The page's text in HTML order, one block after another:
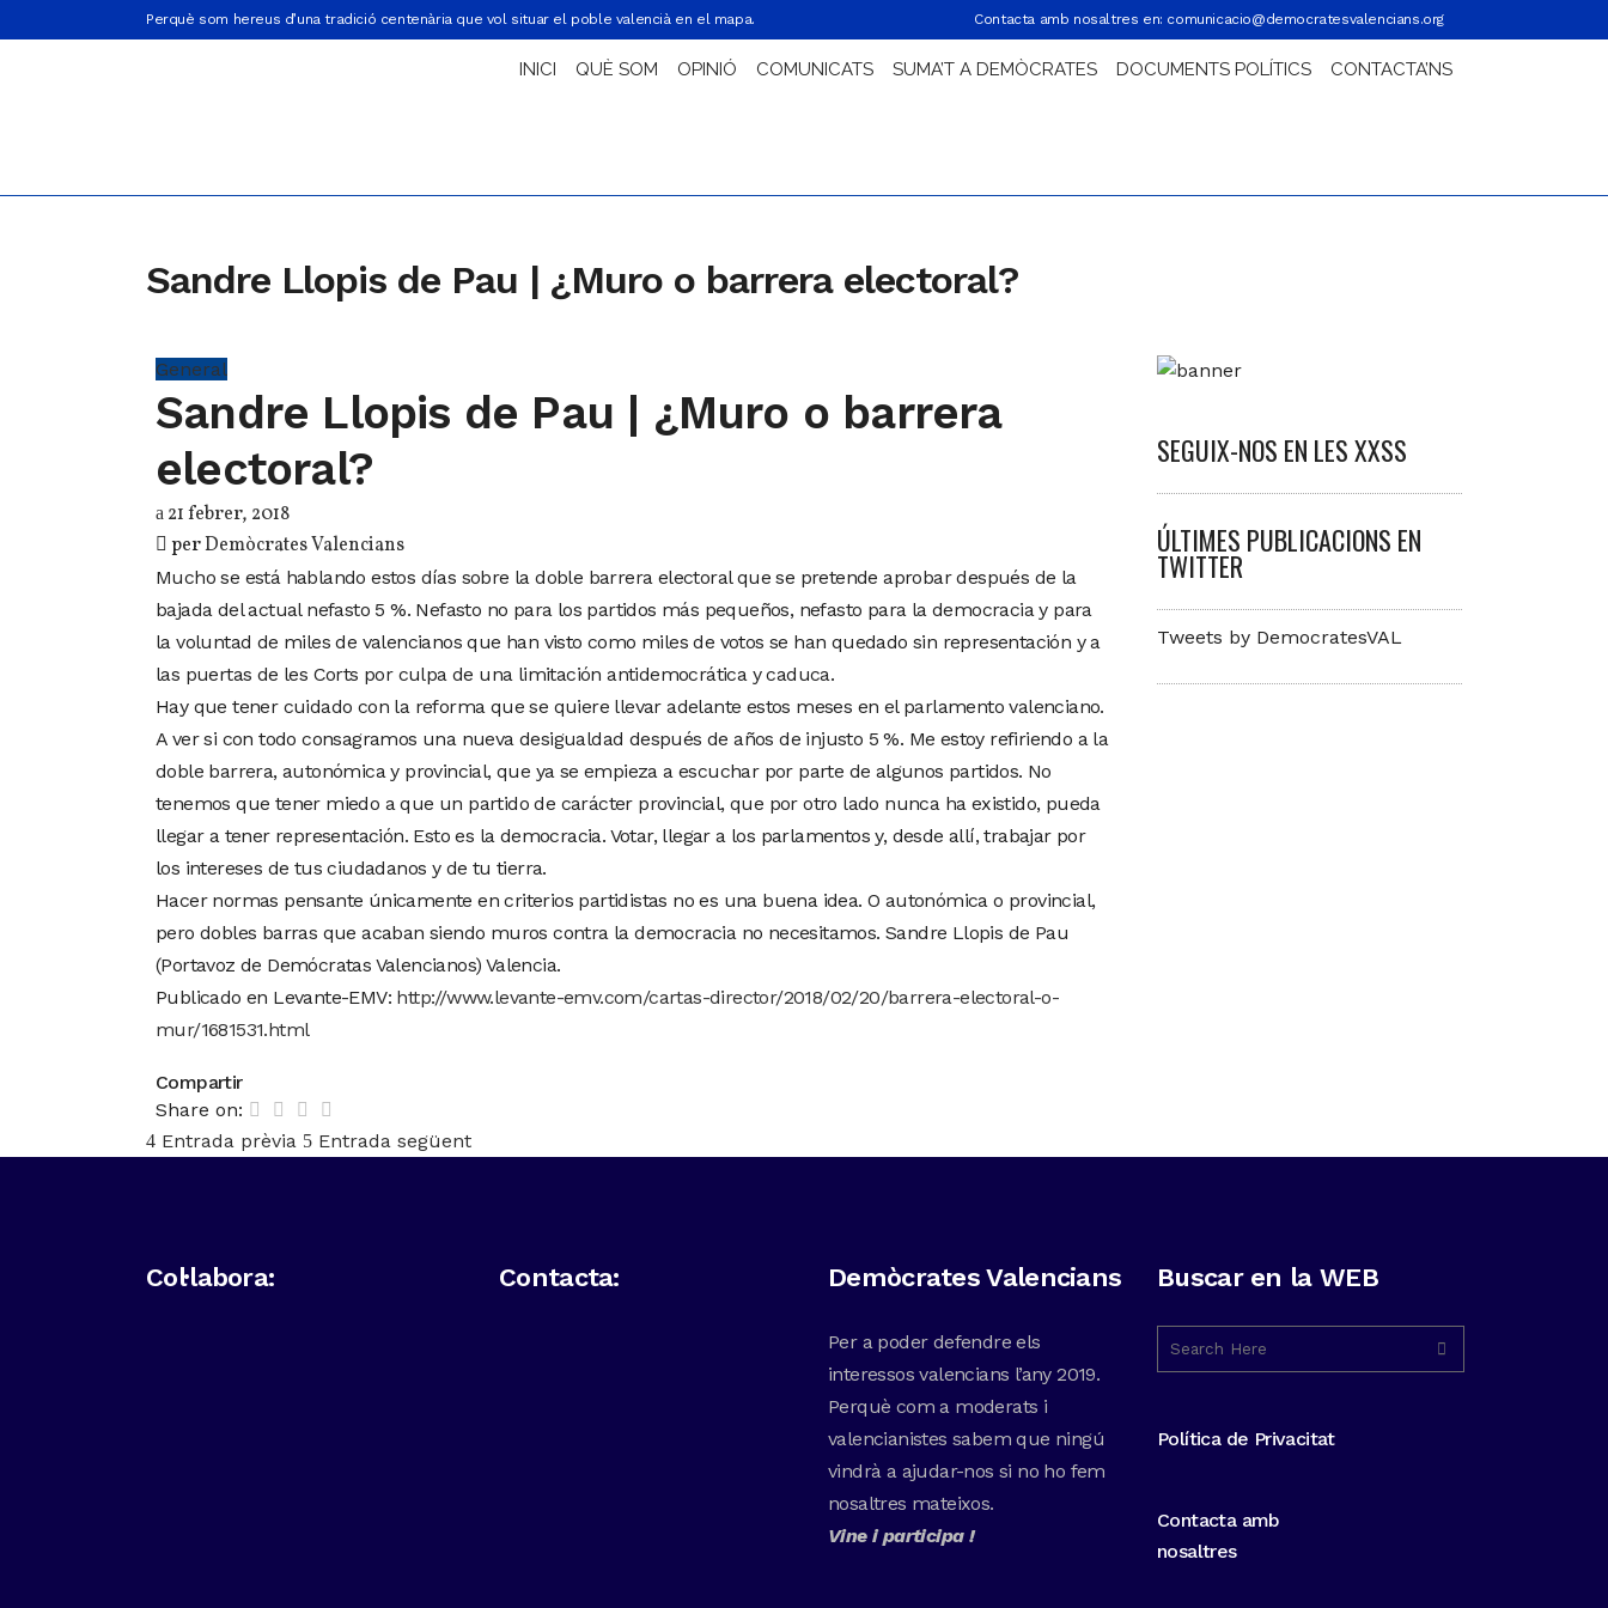
Perquè som hereus d’una tradició centenària que vol situar el poble valencià en el mapa. Contacta amb nosaltres en: comunicacio@democratesvalencians.org
INICI QUÈ SOM OPINIÓ COMUNICATS SUMA’T A DEMÒCRATES DOCUMENTS POLÍTICS CONTACTA’NS
Sandre Llopis de Pau | ¿Muro o barrera electoral?
General
Sandre Llopis de Pau | ¿Muro o barrera
electoral?
21 febrer, 2018
perDemòcrates Valencians
Mucho se está hablando estos días sobre la doble barrera electoral que se pretende aprobar después de la
bajada del actual nefasto 5 %. Nefasto no para los partidos más pequeños, nefasto para la democracia y para
la voluntad de miles de valencianos que han visto como miles de votos se han quedado sin representación y a
las puertas de les Corts por culpa de una limitación antidemocrática y caduca.
Hay que tener cuidado con la reforma que se quiere llevar adelante estos meses en el parlamento valenciano.
A ver si con todo consagramos una nueva desigualdad después de años de injusto 5 %. Me estoy refiriendo a la
doble barrera, autonómica y provincial, que ya se empieza a escuchar por parte de algunos partidos. No
tenemos que tener miedo a que un partido de carácter provincial, que por otro lado nunca ha existido, pueda
llegar a tener representación. Esto es la democracia. Votar, llegar a los parlamentos y, desde allí, trabajar por
los intereses de tus ciudadanos y de tu tierra.
Hacer normas pensante únicamente en criterios partidistas no es una buena idea. O autonómica o provincial,
pero dobles barras que acaban siendo muros contra la democracia no necesitamos. Sandre Llopis de Pau
(Portavoz de Demócratas Valencianos) Valencia.
Publicado en Levante-EMV: http://www.levante-emv.com/cartas-director/2018/02/20/barrera-electoral-o-
mur/1681531.html
Compartir
Share on:
Entrada prèvia
Entrada següent
SEGUIX-NOS EN LES XXSS
ÚLTIMES PUBLICACIONS EN
TWITTER
Tweets by DemocratesVAL
Col·labora: Contacta: Demòcrates Valencians
Per a poder defendre els
interessos valencians l’any 2019.
Perquè com a moderats i
valencianistes sabem que ningú
vindrà a ajudar-nos si no ho fem
nosaltres mateixos.
Vine i participa !
Buscar en la WEB
Política de Privacitat
Contacta amb
nosaltres